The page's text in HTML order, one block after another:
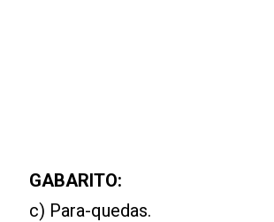
GABARITO:
c) Para-quedas.